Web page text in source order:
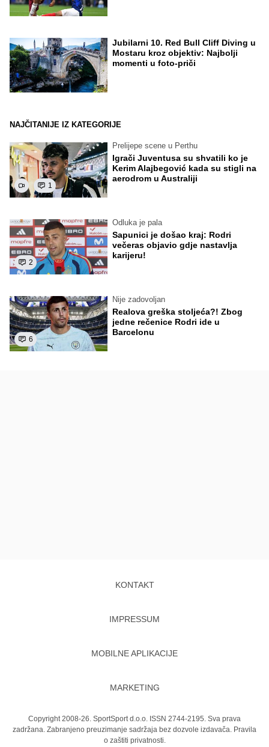
Jubilarni 10. Red Bull Cliff Diving u
Mostaru kroz objektiv: Najbolji
momenti u foto-priči
NAJČITANIJE IZ KATEGORIJE
1
Prelijepe scene u Perthu
Igrači Juventusa su shvatili ko je
Kerim Alajbegović kada su stigli na
aerodrom u Australiji
2
Odluka je pala
Sapunici je došao kraj: Rodri
večeras objavio gdje nastavlja
karijeru!
6
Nije zadovoljan
Realova greška stoljeća?! Zbog
jedne rečenice Rodri ide u
Barcelonu
KONTAKT
IMPRESSUM
MOBILNE APLIKACIJE
MARKETING
Copyright 2008-26. SportSport d.o.o. ISSN 2744-2195. Sva prava
zadržana. Zabranjeno preuzimanje sadržaja bez dozvole izdavača. Pravila
o zaštiti privatnosti.